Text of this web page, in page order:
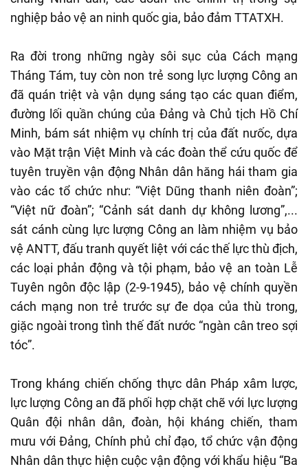
nghiệp bảo vệ an ninh quốc gia, bảo đảm TTATXH.
Ra đời trong những ngày sôi sục của Cách mạng
Tháng Tám, tuy còn non trẻ song lực lượng Công an
đã quán triệt và vận dụng sáng tạo các quan điểm,
đường lối quần chúng của Đảng và Chủ tịch Hồ Chí
Minh, bám sát nhiệm vụ chính trị của đất nưốc, dựa
vào Mặt trận Việt Minh và các đoàn thể cứu quốc để
tuyên truyền vận động Nhân dân hăng hái tham gia
vào các tổ chức như: “Việt Dũng thanh niên đoàn”;
“Việt nữ đoàn”; “Cảnh sát danh dự không lương”,...
sát cánh cùng lực lượng Công an làm nhiệm vụ bảo
vệ ANTT, đấu tranh quyết liệt với các thế lực thù địch,
các loại phản động và tội phạm, bảo vệ an toàn Lễ
Tuyên ngôn độc lập (2-9-1945), bảo vệ chính quyền
cách mạng non trẻ trước sự đe dọa của thù trong,
giặc ngoài trong tình thế đất nước “ngàn cân treo sợi
tóc”.
Trong kháng chiến chống thực dân Pháp xâm lược,
lực lượng Công an đã phối hợp chặt chẽ với lực lượng
Quân đội nhân dân, đoàn, hội kháng chiến, tham
mưu với Đảng, Chính phủ chỉ đạo, tổ chức vận động
Nhân dân thực hiện cuộc vận động với khẩu hiệu “Ba